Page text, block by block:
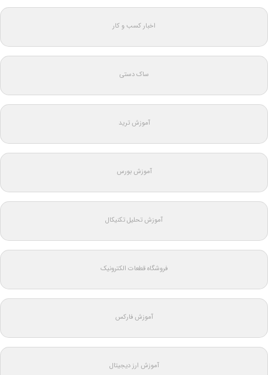
اخبار کسب و کار
ساک دستی
آموزش ترید
آموزش بورس
آموزش تحلیل تکنیکال
فروشگاه قطعات الکترونیک
آموزش فارکس
آموزش ارز دیجیتال